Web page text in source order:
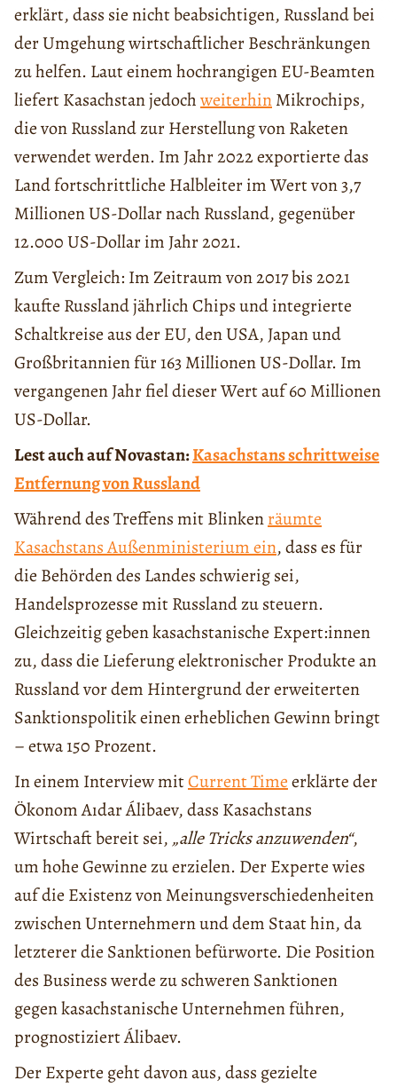
erklärt, dass sie nicht beabsichtigen, Russland bei
der Umgehung wirtschaftlicher Beschränkungen
zu helfen. Laut einem hochrangigen EU-Beamten
liefert Kasachstan jedochweiterhinMikrochips,
die von Russland zur Herstellung von Raketen
verwendet werden. Im Jahr 2022 exportierte das
Land fortschrittliche Halbleiter im Wert von 3,7
Millionen US-Dollar nach Russland, gegenüber
12.000 US-Dollar im Jahr 2021.
Zum Vergleich: Im Zeitraum von 2017 bis 2021
kaufte Russland jährlich Chips und integrierte
Schaltkreise aus der EU, den USA, Japan und
Großbritannien für 163 Millionen US-Dollar. Im
vergangenen Jahr fiel dieser Wert auf 60 Millionen
US-Dollar.
Lest auch auf Novastan:Kasachstans schrittweise
Entfernung von Russland
Während des Treffens mit Blinkenräumte
Kasachstans Außenministerium ein, dass es für
die Behörden des Landes schwierig sei,
Handelsprozesse mit Russland zu steuern.
Gleichzeitig geben kasachstanische Expert:innen
zu, dass die Lieferung elektronischer Produkte an
Russland vor dem Hintergrund der erweiterten
Sanktionspolitik einen erheblichen Gewinn bringt
– etwa 150 Prozent.
In einem Interview mitCurrent Timeerklärte der
Ökonom Aıdar Álibaev, dass Kasachstans
Wirtschaft bereit sei, „alle Tricks anzuwenden“,
um hohe Gewinne zu erzielen. Der Experte wies
auf die Existenz von Meinungsverschiedenheiten
zwischen Unternehmern und dem Staat hin, da
letzterer die Sanktionen befürworte. Die Position
des Business werde zu schweren Sanktionen
gegen kasachstanische Unternehmen führen,
prognostiziert Álibaev.
Der Experte geht davon aus, dass gezielte